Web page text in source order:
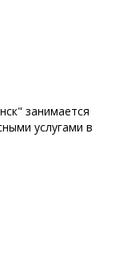
занимается
услугами в